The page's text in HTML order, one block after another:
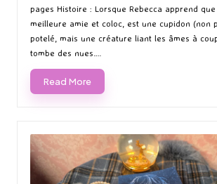
pages Histoire : Lorsque Rebecca apprend
meilleure amie et coloc, est une cupidon (non
potelé, mais une créature liant les âmes à
tombe des nues.…
Read More